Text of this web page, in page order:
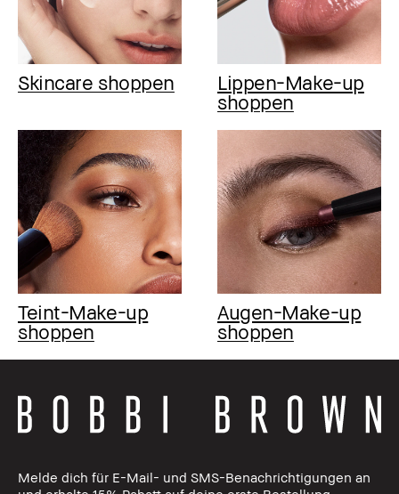
Skincare shoppen
Lippen-Make-up
shoppen
Teint-Make-up
shoppen
Augen-Make-up
shoppen
Melde dich für E-Mail- und SMS-Benachrichtigungen an